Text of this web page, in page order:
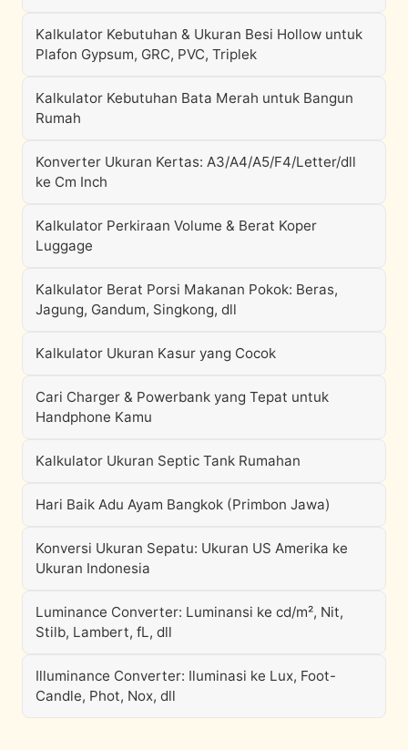
Kalkulator Kebutuhan & Ukuran Besi Hollow untuk
Plafon Gypsum, GRC, PVC, Triplek
Kalkulator Kebutuhan Bata Merah untuk Bangun
Rumah
Konverter Ukuran Kertas: A3/A4/A5/F4/Letter/dll
ke Cm Inch
Kalkulator Perkiraan Volume & Berat Koper
Luggage
Kalkulator Berat Porsi Makanan Pokok: Beras,
Jagung, Gandum, Singkong, dll
Kalkulator Ukuran Kasur yang Cocok
Cari Charger & Powerbank yang Tepat untuk
Handphone Kamu
Kalkulator Ukuran Septic Tank Rumahan
Hari Baik Adu Ayam Bangkok (Primbon Jawa)
Konversi Ukuran Sepatu: Ukuran US Amerika ke
Ukuran Indonesia
Luminance Converter: Luminansi ke cd/m², Nit,
Stilb, Lambert, fL, dll
Illuminance Converter: Iluminasi ke Lux, Foot-
Candle, Phot, Nox, dll